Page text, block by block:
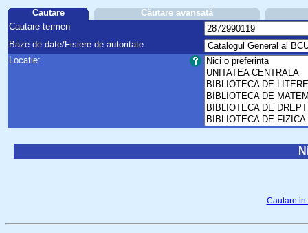
Cautare
Căutare avansată
Cautare termen
Baze de date/Fisiere de autoritate
Locatie:
Cautare in